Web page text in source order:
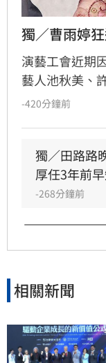
獨／曹雨婷
演藝工會近期
藝人池秋美、
求理事長曹雨
的「明星演
演強身健體
到心靈寄託。
-420分鐘前
獨／田路路
厚任3年前
-268分鐘前
相關新聞